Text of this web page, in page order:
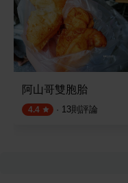
阿山哥雙胞胎
4.4 · 13則評論